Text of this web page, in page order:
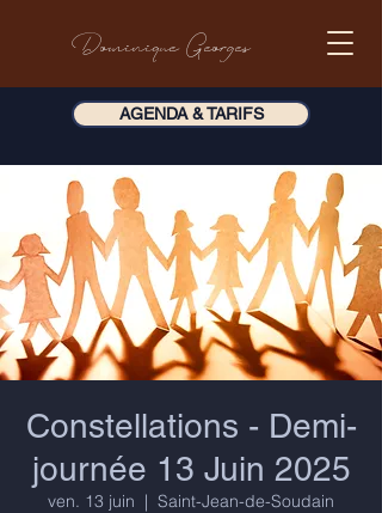
Dominique Georges
AGENDA & TARIFS
Constellations - Demi-
journée 13 Juin 2025
ven. 13 juin
  |
Saint-Jean-de-Soudain